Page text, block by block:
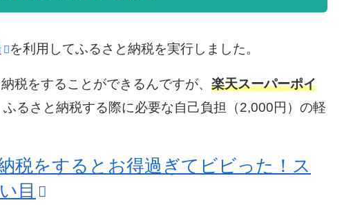
を利用してふるさと納税を実行しました。
税をすることができるんですが、 楽天スーパーポイ
ふるさと納税する際に必要な自己負担（2,000円）の軽
税をするとお得過ぎてビビった！ス
目